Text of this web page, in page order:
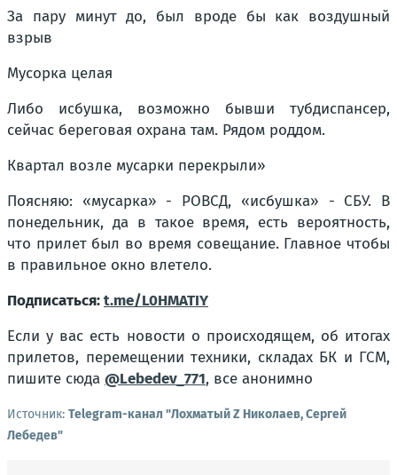
За пару минут до, был вроде бы как воздушный
взрыв
Мусорка целая
Либо исбушка, возможно бывши тубдиспансер,
сейчас береговая охрана там. Рядом роддом.
Квартал возле мусарки перекрыли»
Поясняю: «мусарка» - РОВСД, «исбушка» - СБУ. В
понедельник, да в такое время, есть вероятность,
что прилет был во время совещание. Главное чтобы
в правильное окно влетело.
Подписаться:t.me/L0HMATIY
Если у вас есть новости о происходящем, об итогах
прилетов, перемещении техники, складах БК и ГСМ,
пишите сюда @Lebedev_771, все анонимно
Источник: Telegram-канал "Лохматый Z Николаев, Сергей
Лебедев"